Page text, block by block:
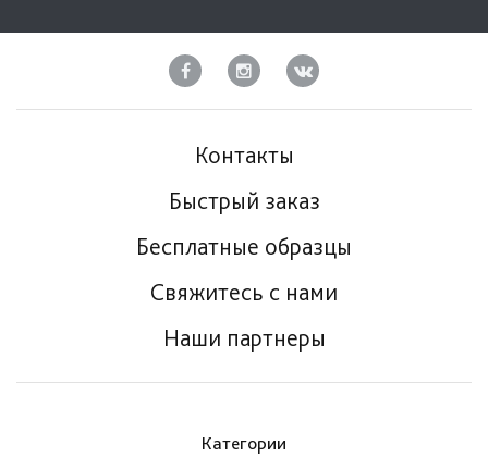
Контакты
Быстрый заказ
Бесплатные образцы
Свяжитесь с нами
Наши партнеры
Категории